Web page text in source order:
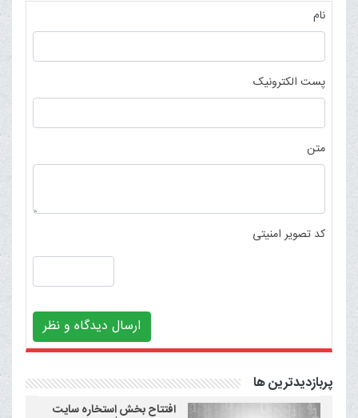
نام
پست الکترونیک
متن
کد تصویر امنیتی
ارسال دیدگاه و نظر
پربازدیدترین ها
افتتاح بخش استخاره سایت